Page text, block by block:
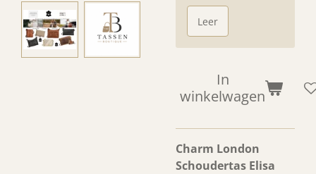
Leer
In
winkelwagen
Charm London
Schoudertas Elisa